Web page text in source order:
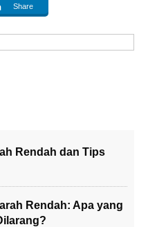
Share
Rendah dan Tips
Rendah: Apa yang